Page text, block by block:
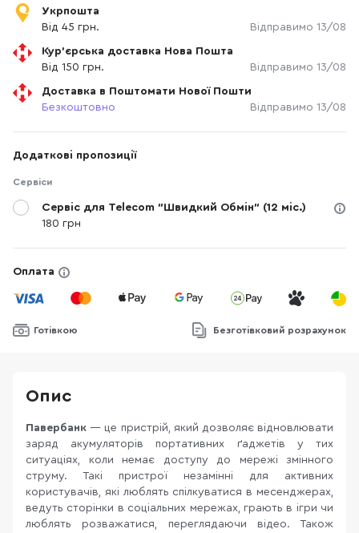
Укрпошта
Від 45 грн.
Відправимо 13/08
Кур'єрська доставка Нова Пошта
Від 150 грн.
Відправимо 13/08
Доставка в Поштомати Нової Пошти
Безкоштовно
Відправимо 13/08
Додаткові пропозиції
Сервіси
Сервіс для Telecom "Швидкий Обмін" (12 міс.)
180 грн
Оплата
Готівкою Безготівковий розрахунок
Опис
Павербанк— це пристрій, який дозволяє відновлювати
заряд акумуляторів портативних ґаджетів у тих
ситуаціях, коли немає доступу до мережі змінного
струму. Такі пристрої незамінні для активних
користувачів, які люблять спілкуватися в месенджерах,
ведуть сторінки в соціальних мережах, грають в ігри чи
люблять розважатися, переглядаючи відео. Також